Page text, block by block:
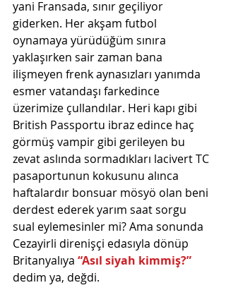
yani Fransada, sınır geçiliyor
giderken. Her akşam futbol
oynamaya yürüdüğüm sınıra
yaklaşırken sair zaman bana
ilişmeyen frenk aynasızları yanımda
esmer vatandaşı farkedince
üzerimize çullandılar. Heri kapı gibi
British Passportu ibraz edince haç
görmüş vampir gibi gerileyen bu
zevat aslında sormadıkları lacivert TC
pasaportunun kokusunu alınca
haftalardır bonsuar mösyö olan beni
derdest ederek yarım saat sorgu
sual eylemesinler mi? Ama sonunda
Cezayirli direnişçi edasıyla dönüp
Britanyalıya “Asıl siyah kimmiş?”
dedim ya, değdi.